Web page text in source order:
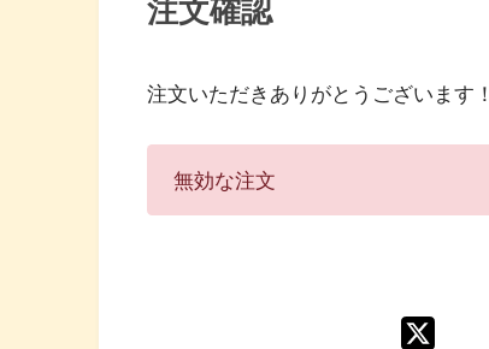
注文確認
注文いただきありがとうございます！
無効な注文